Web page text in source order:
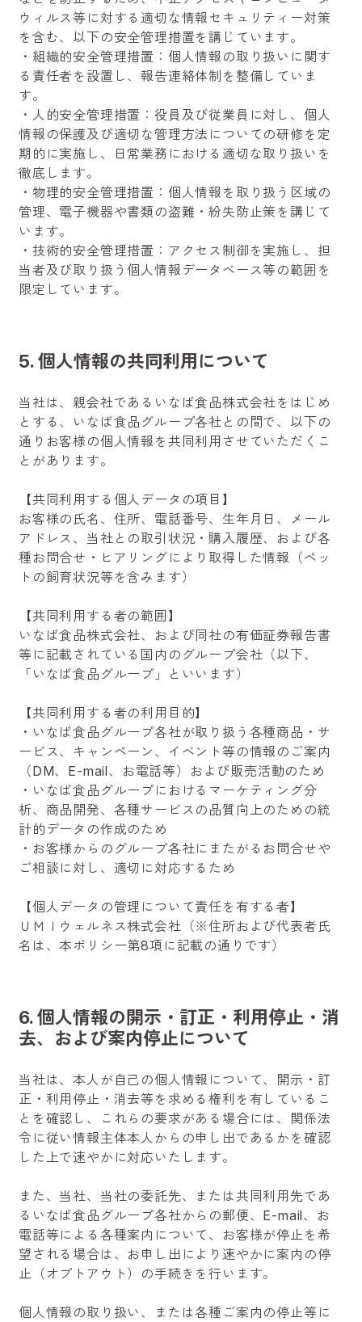
ウィルス等に対する適切な情報セキュリティー対策
を含む、以下の安全管理措置を講じています。
・組織的安全管理措置：個人情報の取り扱いに関す
る責任者を設置し、報告連絡体制を整備していま
す。
・人的安全管理措置：役員及び従業員に対し、個人
情報の保護及び適切な管理方法についての研修を定
期的に実施し、日常業務における適切な取り扱いを
徹底します。
・物理的安全管理措置：個人情報を取り扱う区域の
管理、電子機器や書類の盗難・紛失防止策を講じて
います。
・技術的安全管理措置：アクセス制御を実施し、担
当者及び取り扱う個人情報データベース等の範囲を
限定しています。
5. 個人情報の共同利用について
当社は、親会社であるいなば食品株式会社をはじめ
とする、いなば食品グループ各社との間で、以下の
通りお客様の個人情報を共同利用させていただくこ
とがあります。
【共同利用する個人データの項目】
お客様の氏名、住所、電話番号、生年月日、メール
アドレス、当社との取引状況・購入履歴、および各
種お問合せ・ヒアリングにより取得した情報（ペッ
トの飼育状況等を含みます）
【共同利用する者の範囲】
いなば食品株式会社、および同社の有価証券報告書
等に記載されている国内のグループ会社（以下、
「いなば食品グループ」といいます）
【共同利用する者の利用目的】
・いなば食品グループ各社が取り扱う各種商品・サ
ービス、キャンペーン、イベント等の情報のご案内
（DM、E-mail、お電話等）および販売活動のため
・いなば食品グループにおけるマーケティング分
析、商品開発、各種サービスの品質向上のための統
計的データの作成のため
・お客様からのグループ各社にまたがるお問合せや
ご相談に対し、適切に対応するため
【個人データの管理について責任を有する者】
ＵＭＩウェルネス株式会社（※住所および代表者氏
名は、本ポリシー第8項に記載の通りです）
6. 個人情報の開示・訂正・利用停止・消
去、および案内停止について
当社は、本人が自己の個人情報について、開示・訂
正・利用停止・消去等を求める権利を有しているこ
とを確認し、これらの要求がある場合には、関係法
令に従い情報主体本人からの申し出であるかを確認
した上で速やかに対応いたします。
また、当社、当社の委託先、または共同利用先であ
るいなば食品グループ各社からの郵便、E-mail、お
電話等による各種案内について、お客様が停止を希
望される場合は、お申し出により速やかに案内の停
止（オプトアウト）の手続きを行います。
個人情報の取り扱い、または各種ご案内の停止等に